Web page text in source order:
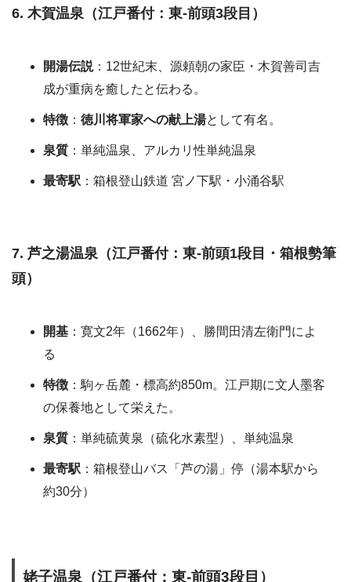
6. 木賀温泉（江戸番付：東-前頭3段目）
開湯伝説：12世紀末、源頼朝の家臣・木賀善司吉
成が重病を癒したと伝わる。
特徴 ： 徳川将軍家への献上湯として有名。
泉質 ：単純温泉、アルカリ性単純温泉
最寄駅 ：箱根登山鉄道 宮ノ下駅・小涌谷駅
7. 芦之湯温泉（江戸番付：東-前頭1段目・ 箱根勢筆
頭）
開基 ：寛文2年（1662年）、勝間田清左衛門によ
る
特徴 ：駒ヶ岳麓・標高約850m。江戸期に文人墨客
の保養地として栄えた。
泉質 ：単純硫黄泉（硫化水素型）、単純温泉
最寄駅 ：箱根登山バス「芦の湯」停（湯本駅から
約30分）
姥子温泉（江戸番付：東-前頭3段目）